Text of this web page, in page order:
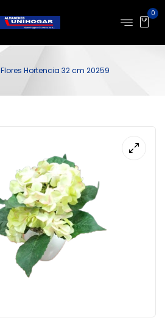
0
Flores Hortencia 32 cm 20259